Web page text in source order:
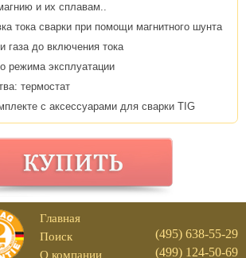
и их сплавам..
тока сварки при помощи магнитного шунта
газа до включения тока
режима эксплуатации
термостат
с аксессуарами для сварки TIG
Главная
Поиск
О компании
(495) 638-55-29
(499) 124-50-69